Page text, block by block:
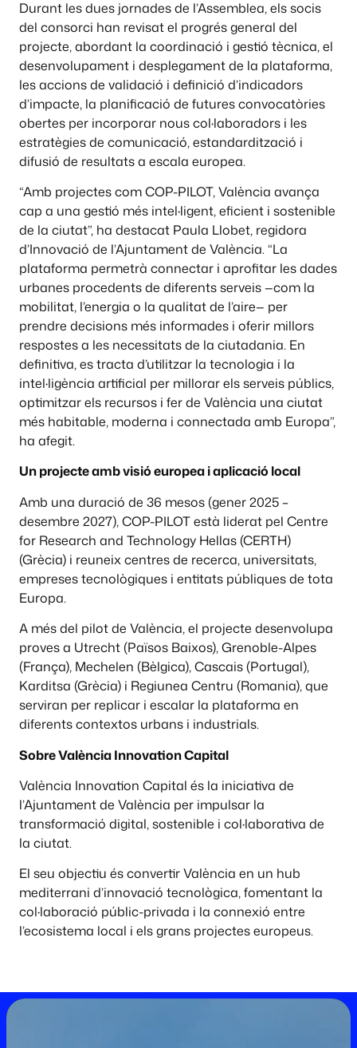
Durant les dues jornades de l’Assemblea, els socis
del consorci han revisat el progrés general del
projecte, abordant la coordinació i gestió tècnica, el
desenvolupament i desplegament de la plataforma,
les accions de validació i definició d’indicadors
d’impacte, la planificació de futures convocatòries
obertes per incorporar nous col·laboradors i les
estratègies de comunicació, estandardització i
difusió de resultats a escala europea.
“Amb projectes com COP-PILOT, València avança
cap a una gestió més intel·ligent, eficient i sostenible
de la ciutat”, ha destacat Paula Llobet, regidora
d’Innovació de l’Ajuntament de València. “La
plataforma permetrà connectar i aprofitar les dades
urbanes procedents de diferents serveis —com la
mobilitat, l’energia o la qualitat de l’aire— per
prendre decisions més informades i oferir millors
respostes a les necessitats de la ciutadania. En
definitiva, es tracta d’utilitzar la tecnologia i la
intel·ligència artificial per millorar els serveis públics,
optimitzar els recursos i fer de València una ciutat
més habitable, moderna i connectada amb Europa”,
ha afegit.
Un projecte amb visió europea i aplicació local
Amb una duració de 36 mesos (gener 2025 –
desembre 2027), COP-PILOT està liderat pel Centre
for Research and Technology Hellas (CERTH)
(Grècia) i reuneix centres de recerca, universitats,
empreses tecnològiques i entitats públiques de tota
Europa.
A més del pilot de València, el projecte desenvolupa
proves a Utrecht (Països Baixos), Grenoble-Alpes
(França), Mechelen (Bèlgica), Cascais (Portugal),
Karditsa (Grècia) i Regiunea Centru (Romania), que
serviran per replicar i escalar la plataforma en
diferents contextos urbans i industrials.
Sobre València Innovation Capital
València Innovation Capital és la iniciativa de
l’Ajuntament de València per impulsar la
transformació digital, sostenible i col·laborativa de
la ciutat.
El seu objectiu és convertir València en un hub
mediterrani d’innovació tecnològica, fomentant la
col·laboració públic-privada i la connexió entre
l’ecosistema local i els grans projectes europeus.